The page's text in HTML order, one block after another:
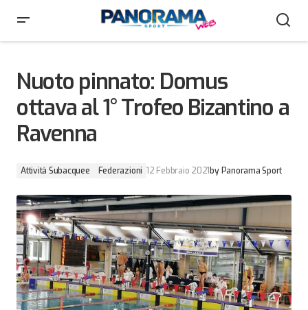
Nuoto pinnato: Domus
ottava al 1° Trofeo Bizantino a
Ravenna
Attività Subacquee Federazioni 12 Febbraio 2021 by Panorama Sport